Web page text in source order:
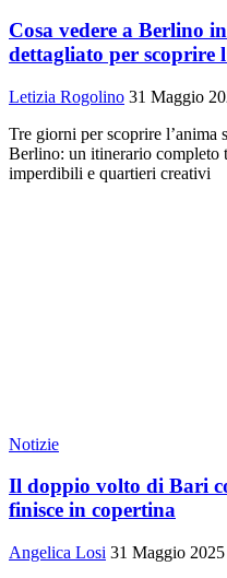
Cosa vedere a Berlino
dettagliato per scoprire
Letizia Rogolino 31 Maggio
Tre giorni per scoprire l’anima
Berlino: un itinerario completo
imperdibili e quartieri creativi
Notizie
Il doppio volto di Bari
finisce in copertina
Angelica Losi 31 Maggio 2025